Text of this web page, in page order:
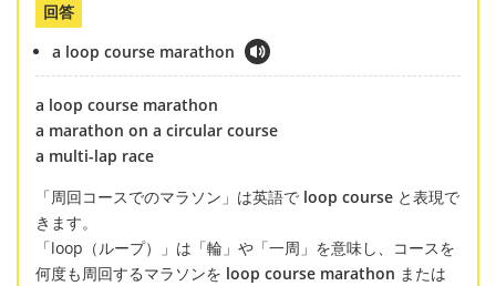
回答
a loop course marathon
a loop course marathon
a marathon on a circular course
a multi-lap race
「周回コースでのマラソン」は英語で loop course と表現で
きます。
「loop（ループ）」は「輪」や「一周」を意味し、コースを
何度も周回するマラソンを loop course marathon または